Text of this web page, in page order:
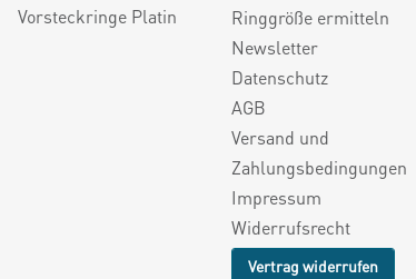
Vorsteckringe Platin
Ringgröße ermitteln
Newsletter
Datenschutz
AGB
Versand und
Zahlungsbedingungen
Impressum
Widerrufsrecht
Vertrag widerrufen